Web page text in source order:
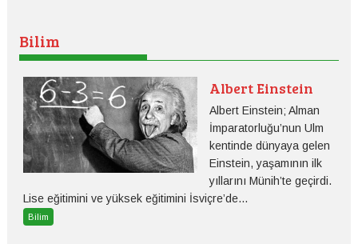
Bilim
Albert Einstein
Albert Einstein; Alman
İmparatorluğu’nun Ulm
kentinde dünyaya gelen
Einstein, yaşamının ilk
yıllarını Münih’te geçirdi.
Lise eğitimini ve yüksek eğitimini İsviçre’de...
Bilim